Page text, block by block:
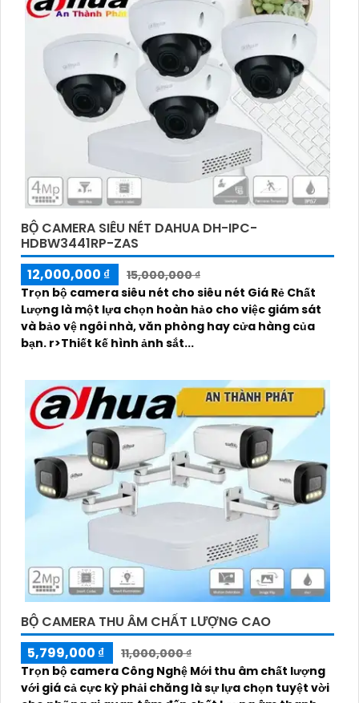
BỘ CAMERA SIÊU NÉT DAHUA DH-IPC-
HDBW3441RP-ZAS
12,000,000 ₫
15,000,000 ₫
Trọn bộ camera siêu nét cho siêu nét Giá Rẻ Chất
Lượng là một lựa chọn hoàn hảo cho việc giám sát
và bảo vệ ngôi nhà, văn phòng hay cửa hàng của
bạn. r>Thiết kế hình ảnh sắt...
BỘ CAMERA THU ÂM CHẤT LƯỢNG CAO
5,799,000 ₫
11,000,000 ₫
Trọn bộ camera Công Nghệ Mới thu âm chất lượng
với giá cả cực kỳ phải chăng là sự lựa chọn tuyệt vời